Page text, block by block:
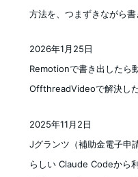
方法を、つまずきながら書
Remotionで書き出したら
OffthreadVideoで解決し
2026年1月25日
Jグランツ（補助金電子申
らしい Claude Codeから
2025年11月2日